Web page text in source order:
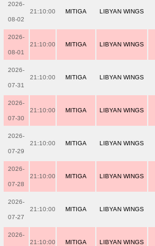
2026-
08-02
21:10:00 MITIGA LIBYAN WINGS
2026-
08-01
21:10:00 MITIGA LIBYAN WINGS
2026-
07-31
21:10:00 MITIGA LIBYAN WINGS
2026-
07-30
21:10:00 MITIGA LIBYAN WINGS
2026-
07-29
21:10:00 MITIGA LIBYAN WINGS
2026-
07-28
21:10:00 MITIGA LIBYAN WINGS
2026-
07-27
21:10:00 MITIGA LIBYAN WINGS
2026-
21:10:00 MITIGA LIBYAN WINGS